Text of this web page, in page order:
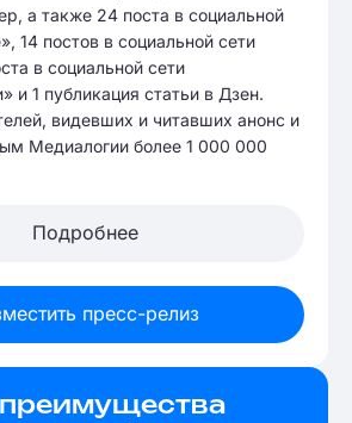
а также 24 поста в социальной
14 постов в социальной сети
в социальной сети
и 1 публикация статьи в Дзен.
видевших и читавших анонс и
Медиалогии более 1 000 000
Подробнее
пресс-релиз